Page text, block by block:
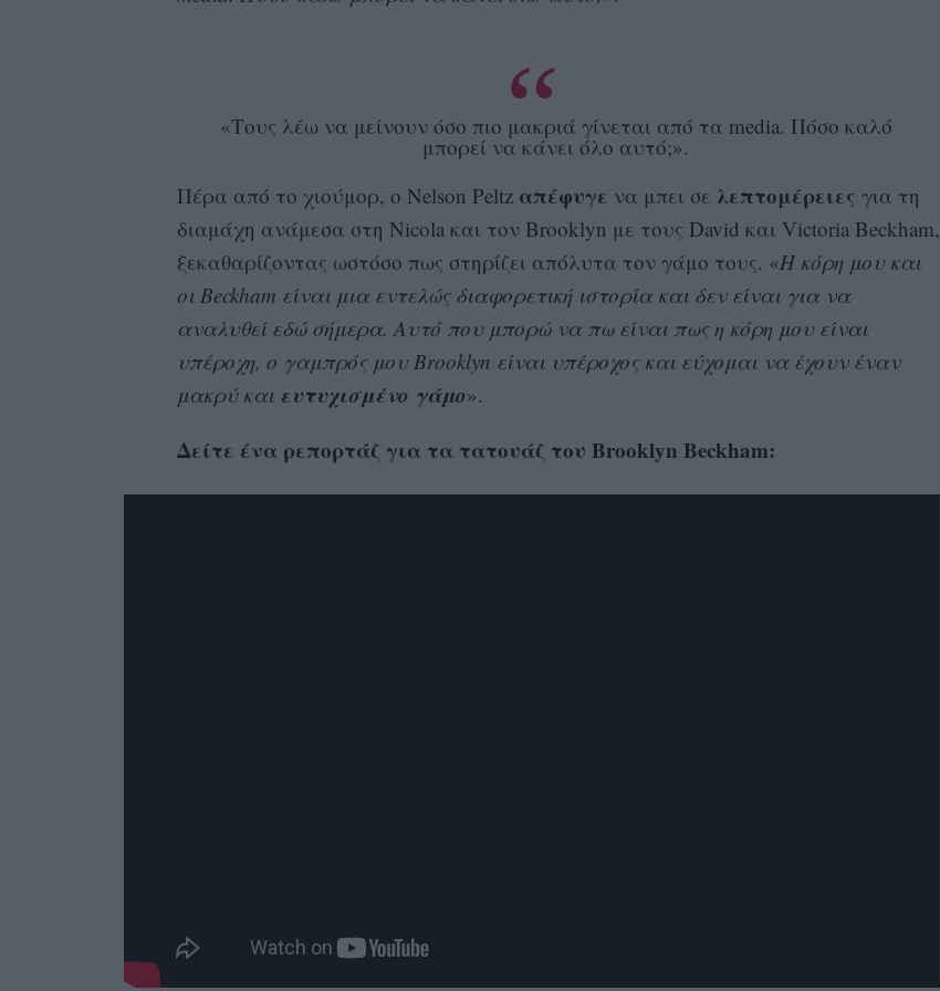
«Τους λέω να μείνουν όσο πιο μακριά γίνεται από τα media. Πόσο καλό
μπορεί να κάνει όλο αυτό;».
Πέρα από το χιούμορ, ο Nelson Peltz απέφυγε να μπει σε λεπτομέρειες για τη
διαμάχη ανάμεσα στη Nicola και τον Brooklyn με τους David και Victoria Beckham,
ξεκαθαρίζοντας ωστόσο πως στηρίζει απόλυτα τον γάμο τους. «Η κόρη μου και
οι Beckham είναι μια εντελώς διαφορετική ιστορία και δεν είναι για να
αναλυθεί εδώ σήμερα. Αυτό που μπορώ να πω είναι πως η κόρη μου είναι
υπέροχη, ο γαμπρός μου Brooklyn είναι υπέροχος και εύχομαι να έχουν έναν
μακρύ και ευτυχισμένο γάμο».
Δείτε ένα ρεπορτάζ για τα τατουάζ του Brooklyn Beckham: